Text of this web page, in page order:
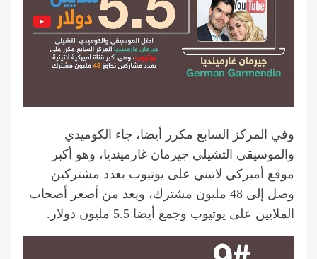
وفي المركز السابع مكرر أيضا، جاء الكوميدي
والموسيقي التشيلي جيرمان غارمينديا، وهو أكبر
موقع أميركي لاتيني على يوتيوب بعدد مشتركين
وصل إلى 48 مليون مشترك، ويعد من أصغر أصحاب
الملايين على يوتيوب وجمع أيضا 5.5 مليون دولار.